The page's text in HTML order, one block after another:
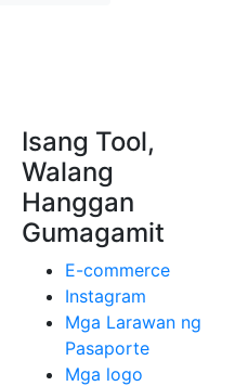
Isang Tool,
Walang
Hanggan
Gumagamit
E-commerce
Instagram
Mga Larawan ng
Pasaporte
Mga logo